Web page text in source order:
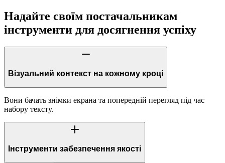
Надайте своїм постачальникам
інструменти для досягнення успіху
Візуальний контекст на кожному кроці
Вони бачать знімки екрана та попередній перегляд під час
набору тексту.
Інструменти забезпечення якості